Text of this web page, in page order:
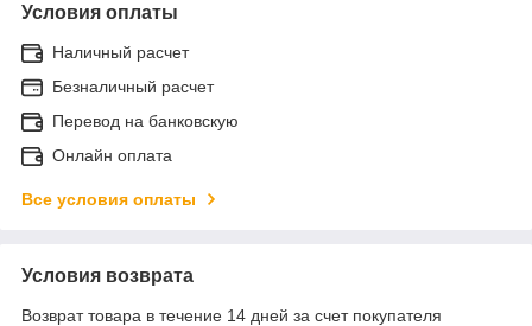
Условия оплаты
Наличный расчет
Безналичный расчет
Перевод на банковскую
Онлайн оплата
Все условия оплаты
Условия возврата
Возврат товара в течение 14 дней за счет покупателя